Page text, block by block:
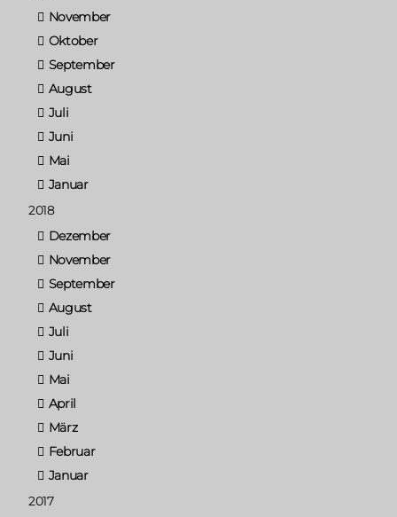
November
Oktober
September
August
Juli
Juni
Mai
Januar
2018
Dezember
November
September
August
Juli
Juni
Mai
April
März
Februar
Januar
2017